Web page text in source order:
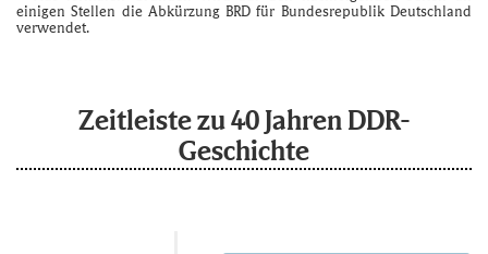
einigen Stellen die Abkürzung BRD für Bundesrepublik Deutschland
verwendet.
Zeitleiste zu 40 Jahren DDR-
Geschichte